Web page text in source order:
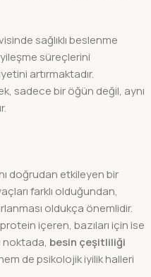
sağlıklı beslenme
süreçlerini
artırmaktadır.
sadece bir öğün değil, aynı
doğrudan etkileyen bir
farklı olduğundan,
oldukça önemlidir.
içeren, bazıları için ise
noktada, besin çeşitliliği
de psikolojik iyilik halleri